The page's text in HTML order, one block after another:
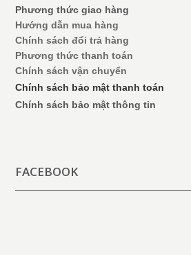
Phương thức giao hàng
Hướng dẫn mua hàng
Chính sách đổi trả hàng
Phương thức thanh toán
Chính sách vận chuyển
Chính sách bảo mật thanh toán
Chính sách bảo mật thông tin
FACEBOOK